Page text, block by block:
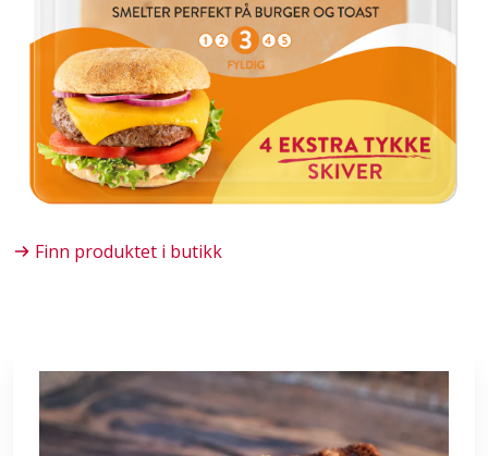
Finn produktet i butikk